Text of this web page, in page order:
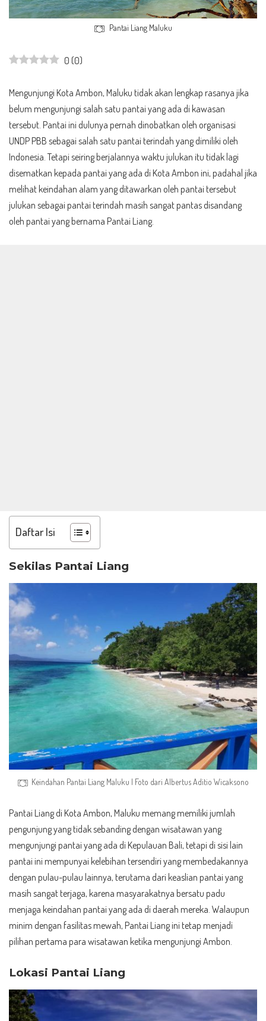
Pantai Liang Maluku
0 (0)
Mengunjungi Kota Ambon, Maluku tidak akan lengkap rasanya jika
belum mengunjungi salah satu pantai yang ada di kawasan
tersebut. Pantai ini dulunya pernah dinobatkan oleh organisasi
UNDP PBB sebagai salah satu pantai terindah yang dimiliki oleh
Indonesia. Tetapi seiring berjalannya waktu julukan itu tidak lagi
disematkan kepada pantai yang ada di Kota Ambon ini, padahal jika
melihat keindahan alam yang ditawarkan oleh pantai tersebut
julukan sebagai pantai terindah masih sangat pantas disandang
oleh pantai yang bernama Pantai Liang.
Daftar Isi
Sekilas Pantai Liang
Keindahan Pantai Liang Maluku | Foto dari Albertus Aditio Wicaksono
Pantai Liang di Kota Ambon, Maluku memang memiliki jumlah
pengunjung yang tidak sebanding dengan wisatawan yang
mengunjungi pantai yang ada di Kepulauan Bali, tetapi di sisi lain
pantai ini mempunyai kelebihan tersendiri yang membedakannya
dengan pulau-pulau lainnya, terutama dari keaslian pantai yang
masih sangat terjaga, karena masyarakatnya bersatu padu
menjaga keindahan pantai yang ada di daerah mereka. Walaupun
minim dengan fasilitas mewah, Pantai Liang ini tetap menjadi
pilihan pertama para wisatawan ketika mengunjungi Ambon.
Lokasi Pantai Liang